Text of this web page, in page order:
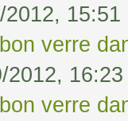
2012, 15:51
verre
2012, 16:23
verre